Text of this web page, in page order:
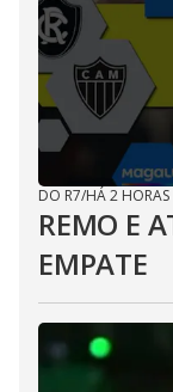
DO R7/HÁ 2 HORAS
REMO E
EMPATE